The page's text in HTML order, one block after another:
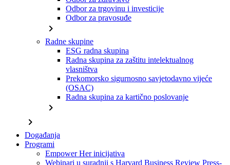
Odbor za trgovinu i investicije
Odbor za pravosuđe
chevron_right
Radne skupine
ESG radna skupina
Radna skupina za zaštitu intelektualnog
vlasništva
Prekomorsko sigurnosno savjetodavno vijeće
(OSAC)
Radna skupina za kartično poslovanje
chevron_right
chevron_right
Događanja
Programi
Empower Her inicijativa
Webinari u suradnji s Harvard Business Review Press-